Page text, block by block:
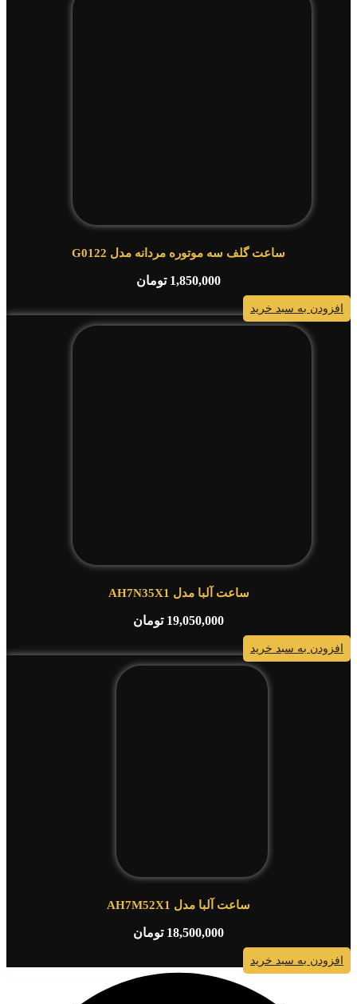
ساعت گلف سه موتوره مردانه مدل G0122
1,850,000 تومان
افزودن به سبد خرید
ساعت آلبا مدل AH7N35X1
19,050,000 تومان
افزودن به سبد خرید
ساعت آلبا مدل AH7M52X1
18,500,000 تومان
افزودن به سبد خرید